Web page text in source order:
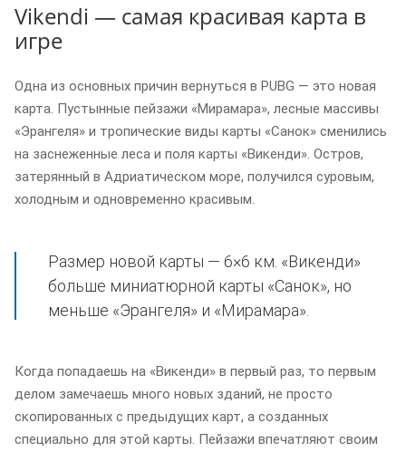
Vikendi — самая красивая карта в
игре
Одна из основных причин вернуться в PUBG — это новая
карта. Пустынные пейзажи «Мирамара», лесные массивы
«Эрангеля» и тропические виды карты «Санок» сменились
на заснеженные леса и поля карты «Викенди». Остров,
затерянный в Адриатическом море, получился суровым,
холодным и одновременно красивым.
Размер новой карты — 6×6 км. «Викенди»
больше миниатюрной карты «Санок», но
меньше «Эрангеля» и «Мирамара».
Когда попадаешь на «Викенди» в первый раз, то первым
делом замечаешь много новых зданий, не просто
скопированных с предыдущих карт, а созданных
специально для этой карты. Пейзажи впечатляют своим